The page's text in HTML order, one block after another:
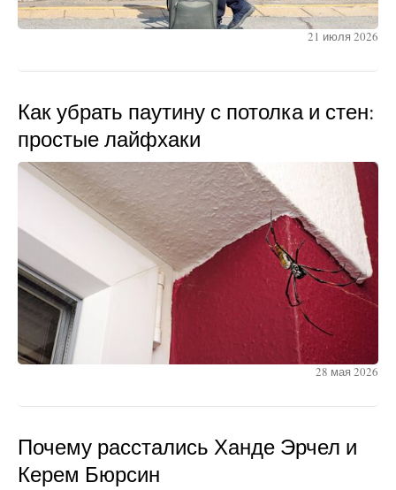
21 июля 2026
Как убрать паутину с потолка и стен:
простые лайфхаки
28 мая 2026
Почему расстались Ханде Эрчел и
Керем Бюрсин